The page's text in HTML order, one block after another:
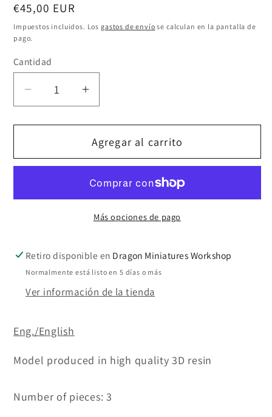
Precio
habitual
€45,00 EUR
Impuestos incluidos. Los gastos de envío se calculan en la pantalla de
pago.
Cantidad
Cantidad
Reducir
para
PILGRIM
Aumentar
para
THE
PILGRIM
Agregar al carrito
Más opciones de pago
Retiro disponible en Dragon Miniatures Workshop
Normalmente está listo en 5 días o más
Ver información de la tienda
Eng./English
Model produced in high quality 3D resin
Number of pieces: 3